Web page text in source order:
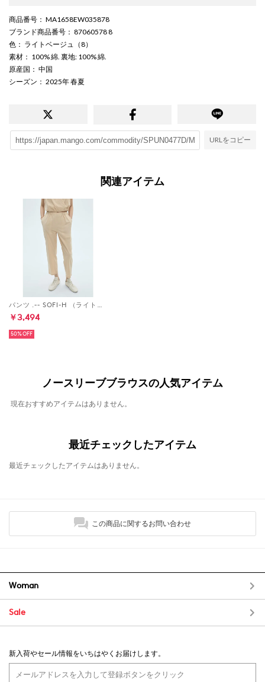
商品番号 ： MA1658EW035878
ブランド商品番号 ： 87060578 8
色 ： ライトベージュ（8）
素材 ： 100% 綿. 裏地: 100% 綿.
原産国 ： 中国
シーズン ： 2025年 春夏
URLをコピー
関連アイテム
パンツ .-- SOFI-H （ライトベージュ）
￥3,494
50%
ノースリーブブラウスの人気アイテム
現在おすすめアイテムはありません。
最近チェックしたアイテム
最近チェックしたアイテムはありません。
この商品に関するお問い合わせ
Woman
Sale
新入荷やセール情報をいちはやくお届けします。